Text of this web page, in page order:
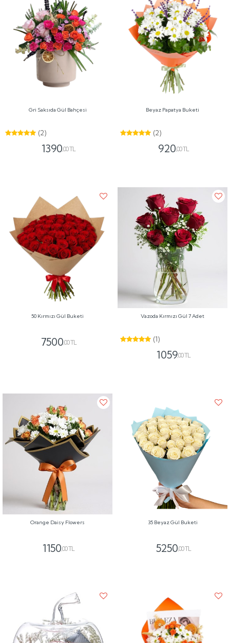
Gri Saksıda Gül Bahçesi
(2)
1390,00 TL
Beyaz Papatya Buketi
(2)
920,00 TL
50 Kırmızı Gül Buketi
7500,00 TL
Vazoda Kırmızı Gül 7 Adet
(1)
1059,00 TL
Orange Daisy Flowers
1150,00 TL
35 Beyaz Gül Buketi
5250,00 TL